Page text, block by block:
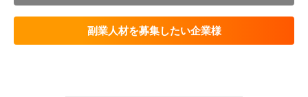
副業人材を募集したい企業様